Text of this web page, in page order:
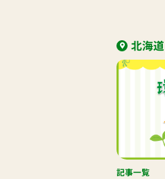
北海道
記事一覧